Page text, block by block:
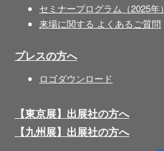
セミナープログラム（2025年）
来場に関する よくあるご質問
プレスの方へ
ロゴダウンロード
【東京展】出展社の方へ
【九州展】出展社の方へ